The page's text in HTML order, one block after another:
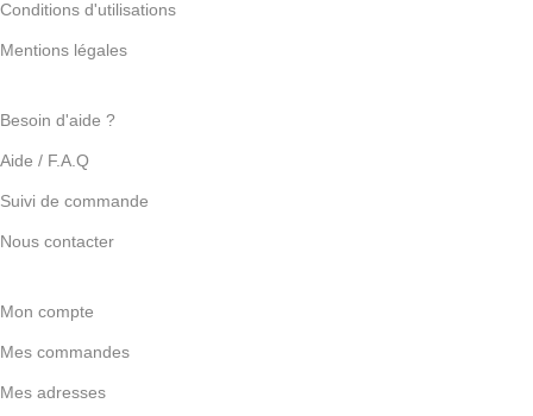
Conditions d'utilisations
Mentions légales
Besoin d'aide ?
Aide / F.A.Q
Suivi de commande
Nous contacter
Mon compte
Mes commandes
Mes adresses